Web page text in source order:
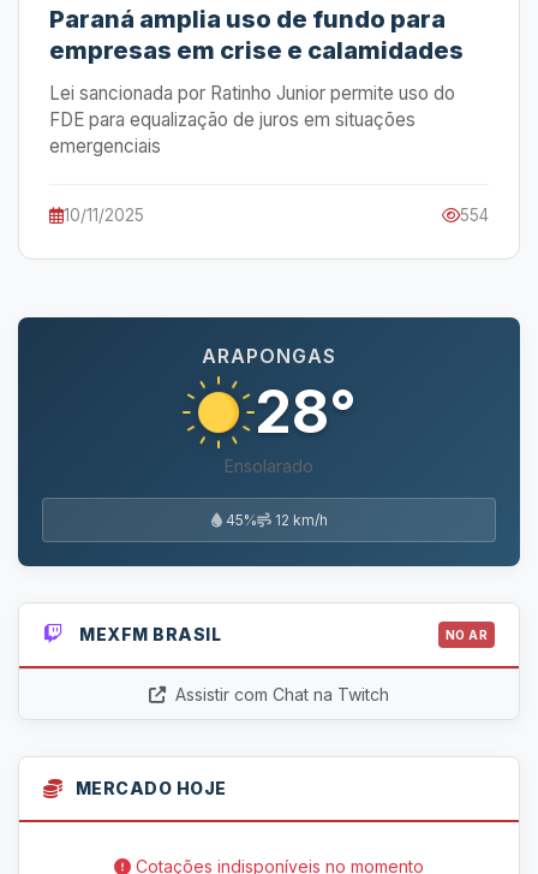
Paraná amplia uso de fundo para
empresas em crise e calamidades
Lei sancionada por Ratinho Junior permite uso do
FDE para equalização de juros em situações
emergenciais
10/11/2025 554
ARAPONGAS
28°
Ensolarado
45% 12 km/h
MEXFM BRASIL NO AR
Assistir com Chat na Twitch
MERCADO HOJE
Cotações indisponíveis no momento